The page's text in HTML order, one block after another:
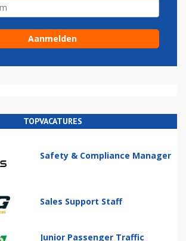
TOPVACATURES
Safety & Compliance Manager
Sales Support Staff
Junior Passenger Traffic